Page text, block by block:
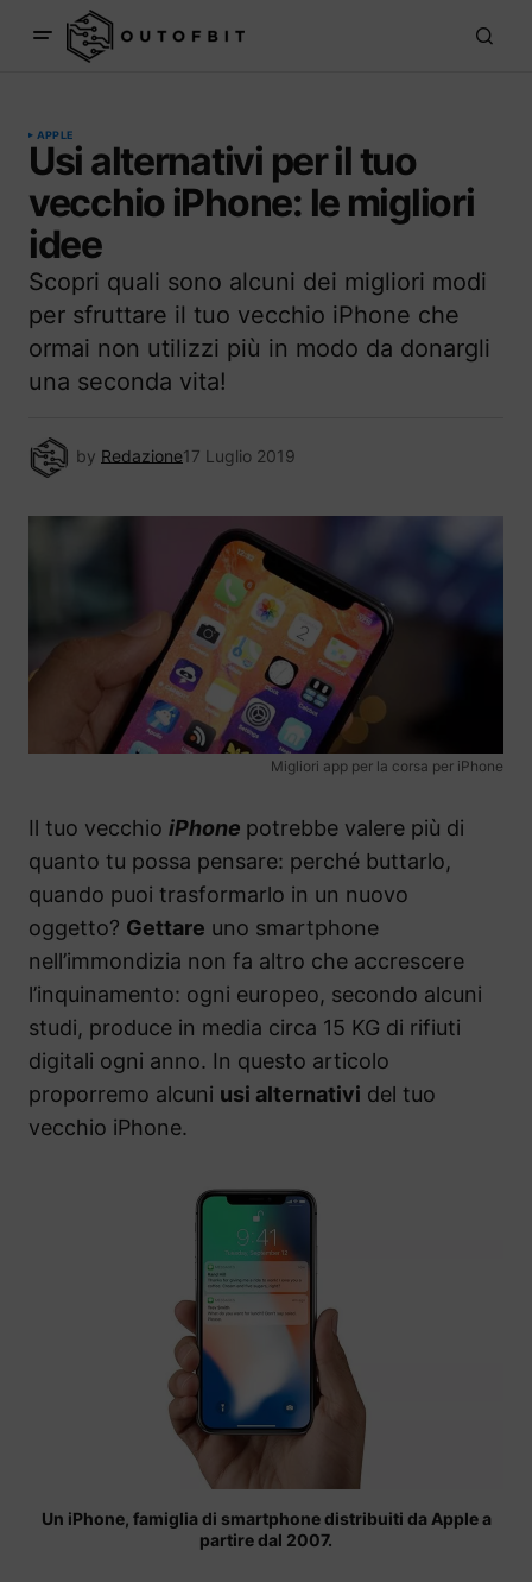
APPLE
Usi alternativi per il tuo
vecchio iPhone: le migliori
idee
Scopri quali sono alcuni dei migliori modi
per sfruttare il tuo vecchio iPhone che
ormai non utilizzi più in modo da donargli
una seconda vita!
by Redazione17 Luglio 2019
Migliori app per la corsa per iPhone
Il tuo vecchio iPhone potrebbe valere più di
quanto tu possa pensare: perché buttarlo,
quando puoi trasformarlo in un nuovo
oggetto? Gettare uno smartphone
nell’immondizia non fa altro che accrescere
l’inquinamento: ogni europeo, secondo alcuni
studi, produce in media circa 15 KG di rifiuti
digitali ogni anno. In questo articolo
proporremo alcuni usi alternativi del tuo
vecchio iPhone.
Un iPhone, famiglia di smartphone distribuiti da Apple a
partire dal 2007.